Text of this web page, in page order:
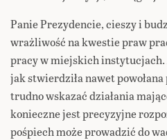
Panie Prezydencie, cieszy i
wrażliwość na kwestie praw
pracy w miejskich instytucjach.
jak stwierdziła nawet
trudno wskazać działania
konieczne jest precyzyjne
pośpiech może prowadzić do